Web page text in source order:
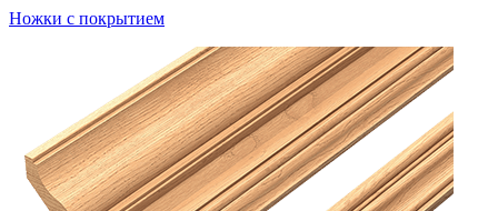
Ножки с покрытием